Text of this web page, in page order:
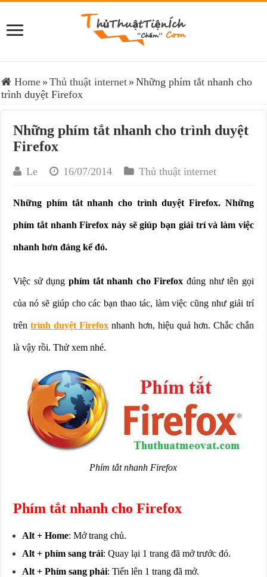
Home » Thủ thuật internet » Những phím tắt nhanh cho
trình duyệt Firefox
Những phím tắt nhanh cho trình duyệt
Firefox
Le 16/07/2014 Thủ thuật internet
Những phím tắt nhanh cho trình duyệt Firefox. Những
phím tắt nhanh Firefox này sẽ giúp bạn giải trí và làm việc
nhanh hơn đáng kể đó.
Việc sử dụngphím tắt nhanh cho Firefox đúng như tên gọi
của nó sẽ giúp cho các bạn thao tác, làm việc cũng như giải trí
trêntrình duyệt Firefox nhanh hơn, hiệu quả hơn. Chắc chắn
là vậy rồi. Thử xem nhé.
Phím tắt nhanh Firefox
Phím tắt nhanh cho Firefox
Alt + Home: Mở trang chủ.
Alt + phím sang trái: Quay lại 1 trang đã mở trước đó.
Alt + Phím sang phải: Tiến lên 1 trang đã mở.